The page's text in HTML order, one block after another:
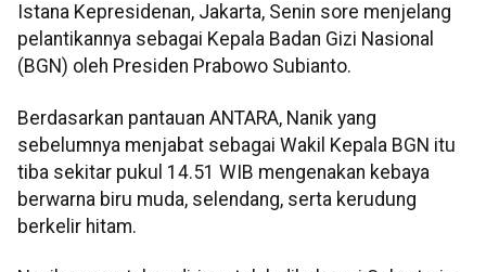
Istana Kepresidenan, Jakarta, Senin sore menjelang
pelantikannya sebagai Kepala Badan Gizi Nasional
(BGN) oleh Presiden Prabowo Subianto.
Berdasarkan pantauan ANTARA, Nanik yang
sebelumnya menjabat sebagai Wakil Kepala BGN itu
tiba sekitar pukul 14.51 WIB mengenakan kebaya
berwarna biru muda, selendang, serta kerudung
berkelir hitam.